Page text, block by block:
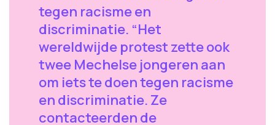
tegen racisme en
discriminatie. “Het
wereldwijde protest zette ook
twee Mechelse jongeren aan
om iets te doen tegen racisme
en discriminatie. Ze
contacteerden de